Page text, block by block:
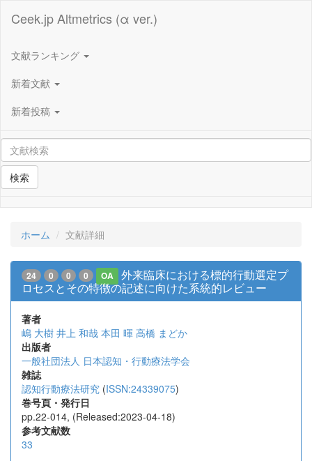
Ceek.jp Altmetrics (α ver.)
文献ランキング
新着文献
新着投稿
検索
ホーム 文献詳細
24 0 0 0 OA
外来臨床における標的行動選定プ
ロセスとその特徴の記述に向けた系統的レビュー
著者
嶋 大樹 井上 和哉 本田 暉 高橋 まどか
出版者
一般社団法人 日本認知・行動療法学会
雑誌
認知行動療法研究 (ISSN:24339075)
巻号頁・発行日
pp.22-014, (Released:2023-04-18)
参考文献数
33